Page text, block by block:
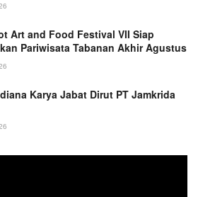
Art and Food Festival VII Siap
Pariwisata Tabanan Akhir Agustus
Karya Jabat Dirut PT Jamkrida